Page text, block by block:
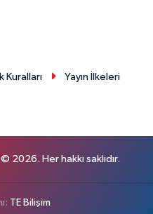
Kuralları
Yayın İlkeleri
2026. Her hakkı saklıdır.
TE Bilişim